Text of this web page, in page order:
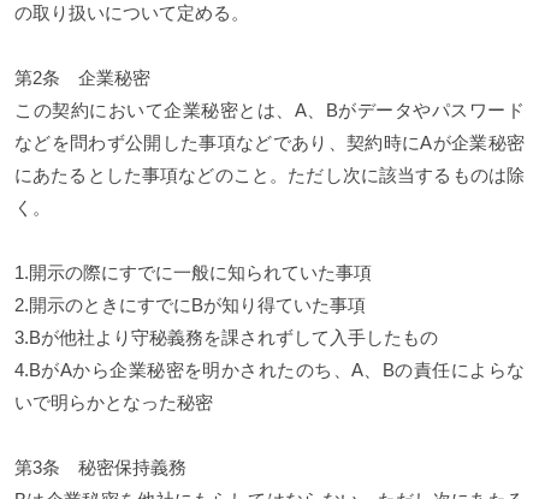
の取り扱いについて定める。
第2条 企業秘密
この契約において企業秘密とは、A、Bがデータやパスワード
などを問わず公開した事項などであり、契約時にAが企業秘密
にあたるとした事項などのこと。ただし次に該当するものは除
く。
1.開示の際にすでに一般に知られていた事項
2.開示のときにすでにBが知り得ていた事項
3.Bが他社より守秘義務を課されずして入手したもの
4.BがAから企業秘密を明かされたのち、A、Bの責任によらな
いで明らかとなった秘密
第3条 秘密保持義務